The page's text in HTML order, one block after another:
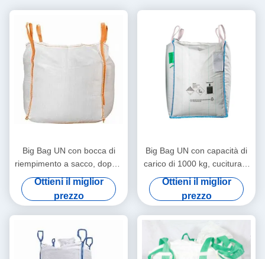
Big Bag UN con bocca di
riempimento a sacco, doppia
cucitura a catena e
protezione antistatica per
imballaggi sfusi sicuri
Ottieni il miglior
prezzo
Big Bag UN con capacità di
carico di 1000 kg, cucitura a
doppia catena e colore del
passante blu per una
movimentazione sicura dei
materiali
Ottieni il miglior
prezzo